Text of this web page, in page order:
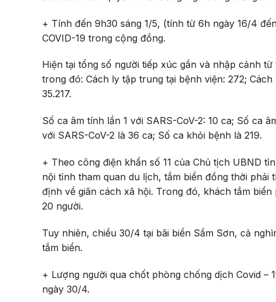
+ Tính đến 9h30 sáng 1/5, (tính từ 6h ngày 16/4
COVID-19 trong cộng đồng.
Hiện tại tổng số người tiếp xúc gần và nhập cảnh
trong đó: Cách ly tập trung tại bệnh viện: 272;
35.217.
Số ca âm tính lần 1 với SARS-CoV-2: 10 ca; Số ca
với SARS-CoV-2 là 36 ca; Số ca khỏi bệnh là 219.
+ Theo công điện khẩn số 11 của Chủ tịch UBND
nội tỉnh tham quan du lịch, tắm biển đồng thời
định về giãn cách xã hội. Trong đó, khách tắm
20 người.
Tuy nhiên, chiều 30/4 tại bãi biển Sầm Sơn, cả
tắm biển.
+ Lượng người qua chốt phòng chống dịch Covid –
ngày 30/4.